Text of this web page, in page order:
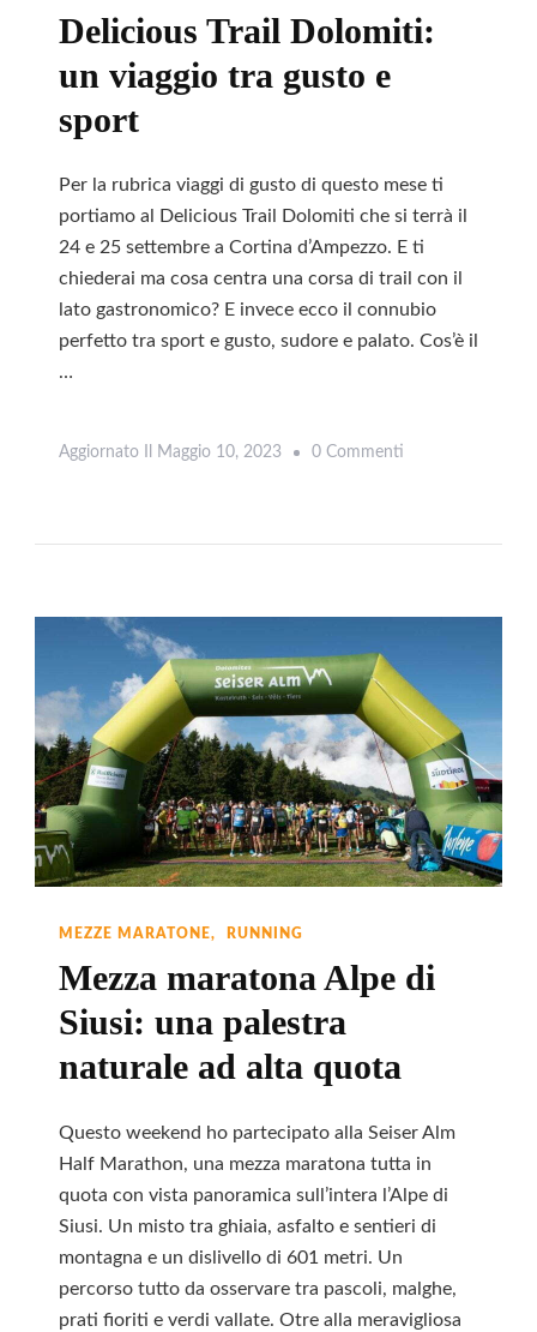
Delicious Trail Dolomiti:
un viaggio tra gusto e
sport
Per la rubrica viaggi di gusto di questo mese ti
portiamo al Delicious Trail Dolomiti che si terrà il
24 e 25 settembre a Cortina d’Ampezzo. E ti
chiederai ma cosa centra una corsa di trail con il
lato gastronomico? E invece ecco il connubio
perfetto tra sport e gusto, sudore e palato. Cos’è il
…
Aggiornato Il Maggio 10, 2023 0 Commenti
Gusto
E
Sport
MEZZE MARATONE RUNNING
Mezza maratona Alpe di
Siusi: una palestra
naturale ad alta quota
Questo weekend ho partecipato alla Seiser Alm
Half Marathon, una mezza maratona tutta in
quota con vista panoramica sull’intera l’Alpe di
Siusi. Un misto tra ghiaia, asfalto e sentieri di
montagna e un dislivello di 601 metri. Un
percorso tutto da osservare tra pascoli, malghe,
prati fioriti e verdi vallate. Otre alla meravigliosa